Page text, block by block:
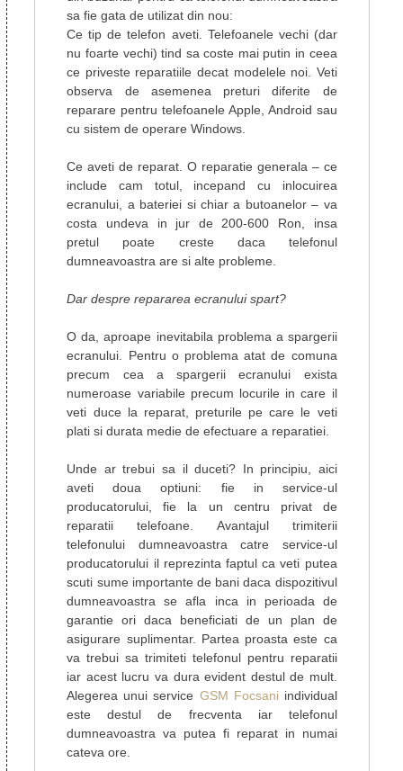
sa fie gata de utilizat din nou:
Ce tip de telefon aveti. Telefoanele vechi (dar
nu foarte vechi) tind sa coste mai putin in ceea
ce priveste reparatiile decat modelele noi. Veti
observa de asemenea preturi diferite de
reparare pentru telefoanele Apple, Android sau
cu sistem de operare Windows.
Ce aveti de reparat. O reparatie generala – ce
include cam totul, incepand cu inlocuirea
ecranului, a bateriei si chiar a butoanelor – va
costa undeva in jur de 200-600 Ron, insa
pretul poate creste daca telefonul
dumneavoastra are si alte probleme.
Dar despre repararea ecranului spart?
O da, aproape inevitabila problema a spargerii
ecranului. Pentru o problema atat de comuna
precum cea a spargerii ecranului exista
numeroase variabile precum locurile in care il
veti duce la reparat, preturile pe care le veti
plati si durata medie de efectuare a reparatiei.
Unde ar trebui sa il duceti? In principiu, aici
aveti doua optiuni: fie in service-ul
producatorului, fie la un centru privat de
reparatii telefoane. Avantajul trimiterii
telefonului dumneavoastra catre service-ul
producatorului il reprezinta faptul ca veti putea
scuti sume importante de bani daca dispozitivul
dumneavoastra se afla inca in perioada de
garantie ori daca beneficiati de un plan de
asigurare suplimentar. Partea proasta este ca
va trebui sa trimiteti telefonul pentru reparatii
iar acest lucru va dura evident destul de mult.
Alegerea unui service GSM Focsani individual
este destul de frecventa iar telefonul
dumneavoastra va putea fi reparat in numai
cateva ore.